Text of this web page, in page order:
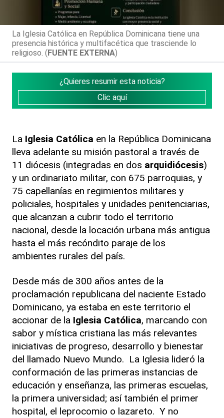
La Iglesia Católica en República Dominicana tiene una
presencia histórica y multifacética que trasciende lo
religioso. (FUENTE EXTERNA)
¿Quieres resumir esta noticia?
Clic aquí
La Iglesia Católica en la República Dominicana
lleva adelante su misión pastoral a través de
11 diócesis (integradas en dos arquidiócesis)
y un ordinariato militar, con 675 parroquias, y
75 capellanías en regimientos militares y
policiales, hospitales y unidades penitenciarias,
que alcanzan a cubrir todo el territorio
nacional, desde la locación urbana más antigua
hasta el más recóndito paraje de los
ambientes rurales del país.
Desde más de 300 años antes de la
proclamación republicana del naciente Estado
Dominicano, ya estaba en este territorio el
accionar de la Iglesia Católica, marcando con
sabor y mística cristiana las más relevantes
iniciativas de progreso, desarrollo y bienestar
del llamado Nuevo Mundo. La Iglesia lideró la
conformación de las primeras instancias de
educación y enseñanza, las primeras escuelas,
la primera universidad; así también el primer
hospital, el leprocomio o lazareto. Y no